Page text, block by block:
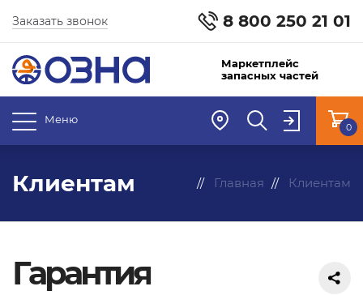
8 800 250 21 01
Заказать звонок
Маркетплейс
запасных частей
Меню
0
Клиентам Главная Клиентам
Гарантия